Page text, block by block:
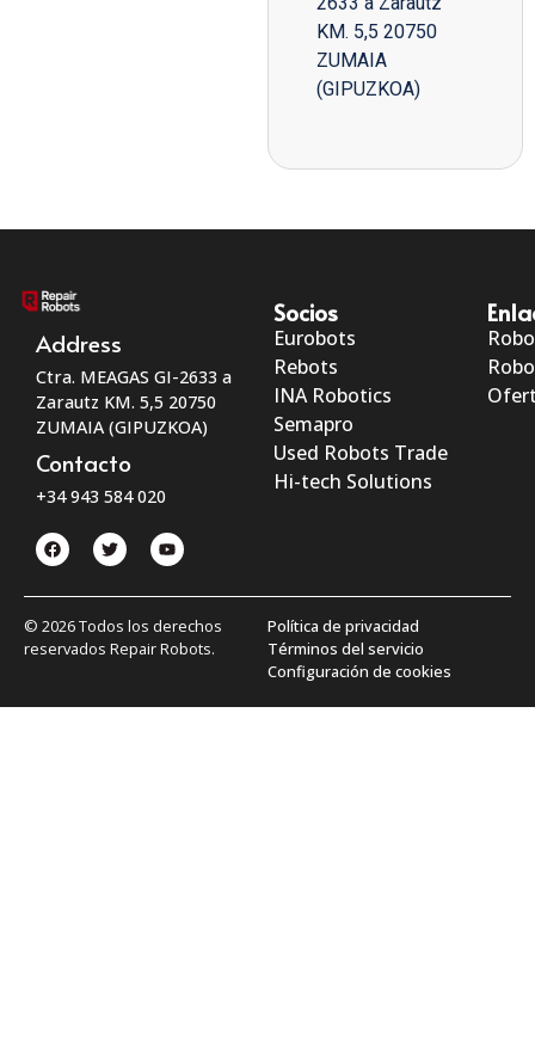
KM. 5,5 20750
ZUMAIA
(GIPUZKOA)
Address
Ctra. MEAGAS GI-2633 a
Zarautz KM. 5,5 20750
ZUMAIA (GIPUZKOA)
Contacto
+34 943 584 020
Socios
Eurobots
Rebots
INA Robotics
Semapro
Used Robots Trade
Hi-tech Solutions
© 2026 Todos los derechos
reservados Repair Robots.
Política de privacidad
Términos del servicio
Configuración de cookies